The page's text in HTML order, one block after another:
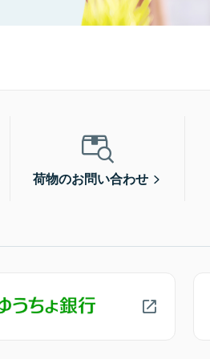
荷物のお問い合わせ